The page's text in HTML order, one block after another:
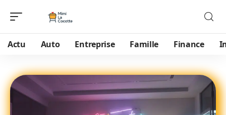
Actu Auto Entreprise Famille Finance